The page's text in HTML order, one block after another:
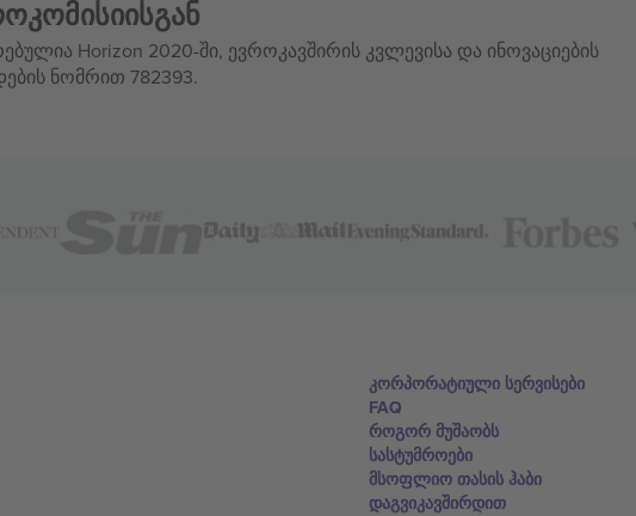
Horizon 2020-ში, ევროკავშირის კვლევისა და ინოვაციების
ნომრით 782393.
კორპორატიული სერვისები
FAQ
როგორ მუშაობს
სასტუმროები
მსოფლიო თასის ჰაბი
დაგვიკავშირდით